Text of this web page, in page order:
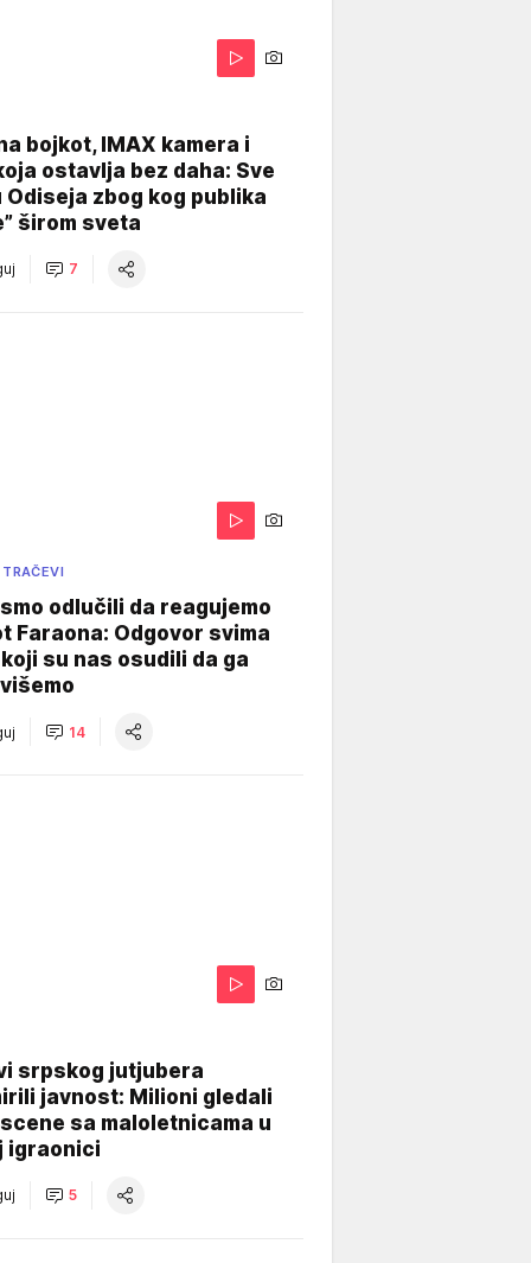
bojkot, IMAX kamera i
ostavlja bez daha: Sve
Odiseja zbog kog publika
širom sveta
7
odlučili da reagujemo
Faraona: Odgovor svima
su nas osudili da ga
14
srpskog jutjubera
javnost: Milioni gledali
sa maloletnicama u
igraonici
5